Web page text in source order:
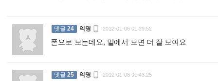
댓글 24 익명  2012-01-06 01:39:52
폰으로 보는데요, 밑에서 보면 더 잘 보여요
댓글 25 익명  2012-01-06 01:43:25